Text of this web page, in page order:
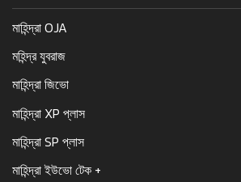
মাহিন্দ্রা OJA
মহিন্দ্র যুবরাজ
মাহিন্দ্রা জিভো
মাহিন্দ্রা XP প্লাস
মাহিন্দ্রা SP প্লাস
মাহিন্দ্রা ইউভো টেক +